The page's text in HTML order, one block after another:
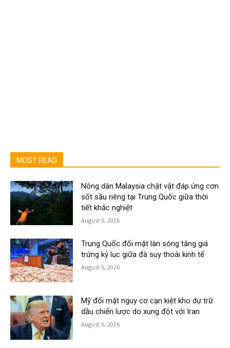
MOST READ
Nông dân Malaysia chật vật đáp ứng cơn
sốt sầu riêng tại Trung Quốc giữa thời
tiết khắc nghiệt
August 6, 2026
Trung Quốc đối mặt làn sóng tăng giá
trứng kỷ lục giữa đà suy thoái kinh tế
August 6, 2026
Mỹ đối mặt nguy cơ cạn kiệt kho dự trữ
dầu chiến lược do xung đột với Iran
August 6, 2026